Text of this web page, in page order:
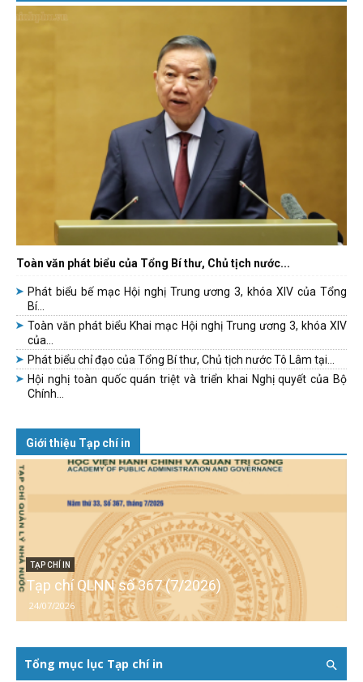
Toàn văn phát biểu của Tổng Bí thư, Chủ tịch nước...
Phát biểu bế mạc Hội nghị Trung ương 3, khóa XIV của Tổng
Bí...
Toàn văn phát biểu Khai mạc Hội nghị Trung ương 3, khóa XIV
của...
Phát biểu chỉ đạo của Tổng Bí thư, Chủ tịch nước Tô Lâm tại...
Hội nghị toàn quốc quán triệt và triển khai Nghị quyết của Bộ
Chính...
Giới thiệu Tạp chí in
TẠP CHÍ IN
Tạp chí QLNN số 367 (7/2026)
24/07/2026
Tổng mục lục Tạp chí in